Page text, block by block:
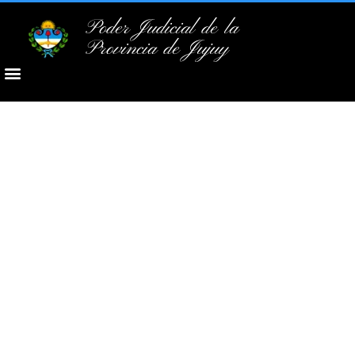
Poder Judicial de la
Provincia de Jujuy